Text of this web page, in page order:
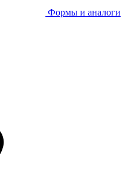
Формы и аналоги